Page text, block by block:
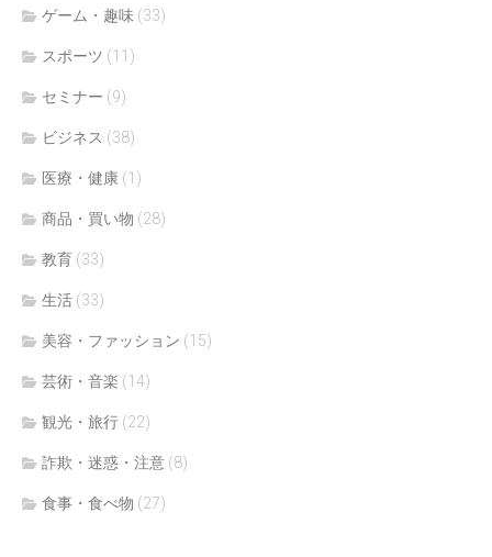
ゲーム・趣味 (33)
スポーツ (11)
セミナー (9)
ビジネス (38)
医療・健康 (1)
商品・買い物 (28)
教育 (33)
生活 (33)
美容・ファッション (15)
芸術・音楽 (14)
観光・旅行 (22)
詐欺・迷惑・注意 (8)
食事・食べ物 (27)